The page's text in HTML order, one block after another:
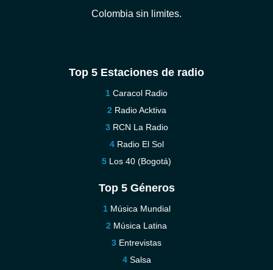
Colombia sin limites.
Top 5 Estaciones de radio
Caracol Radio
Radio Acktiva
RCN La Radio
Radio El Sol
Los 40 (Bogotá)
Top 5 Géneros
Música Mundial
Música Latina
Entrevistas
Salsa